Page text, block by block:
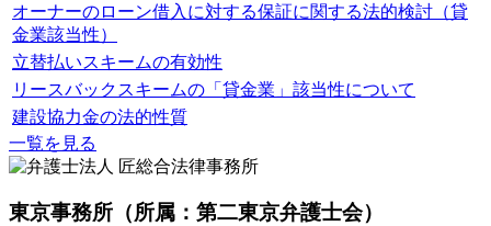
オーナーのローン借入に対する保証に関する法的検討（貸
金業該当性）
立替払いスキームの有効性
リースバックスキームの「貸金業」該当性について
建設協力金の法的性質
一覧を見る
東京事務所 （所属：第二東京弁護士会）